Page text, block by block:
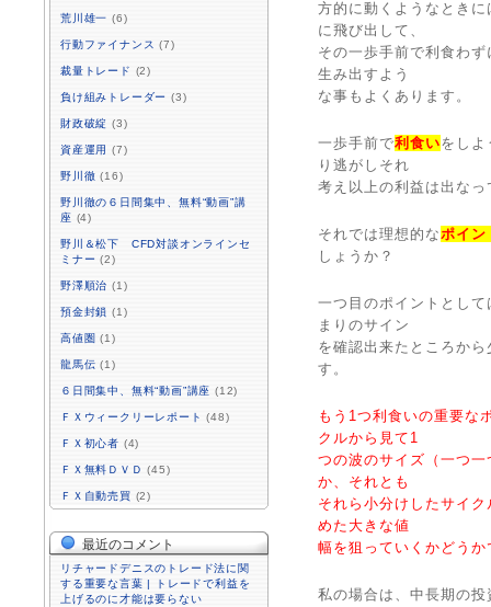
方的に動くようなとき
に飛び出して、
その一歩手前で利食わ
生み出すよう
な事もよくあります。
一歩手前で利食いをしよ
り逃がしそれ
考え以上の利益は出な
それでは理想的なポイン
しょうか？
一つ目のポイントとし
まりのサイン
を確認出来たところか
す。
もう1つ利食いの重要な
クルから見て1
つの波のサイズ（一つ
か、それとも
それら小分けしたサイ
めた大きな値
幅を狙っていくかどうか
私の場合は、中長期の
荒川雄一 (6)
行動ファイナンス (7)
裁量トレード (2)
負け組みトレーダー (3)
財政破綻 (3)
資産運用 (7)
野川徹 (16)
野川徹の６日間集中、無料“動画”講
座 (4)
野川＆松下 CFD対談オンラインセ
ミナー (2)
野澤順治 (1)
預金封鎖 (1)
高値圏 (1)
龍馬伝 (1)
６日間集中、無料“動画”講座 (12)
ＦＸウィークリーレポート (48)
ＦＸ初心者 (4)
ＦＸ無料ＤＶＤ (45)
ＦＸ自動売買 (2)
最近のコメント
リチャードデニスのトレード法に関
する重要な言葉 | トレードで利益を
上げるのに才能は要らない